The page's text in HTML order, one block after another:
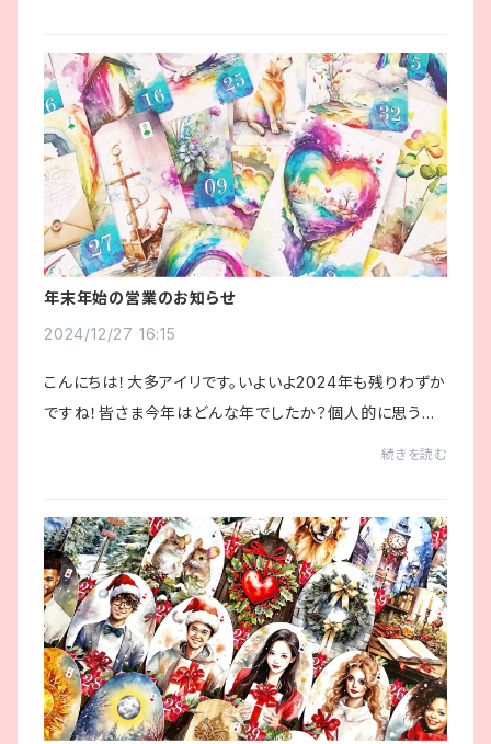
年末年始の営業のお知らせ
2024/12/27 16:15
こんにちは！大多アイリです。いよいよ2024年も残りわずか
ですね！皆さま今年はどんな年でしたか？個人的に思うこ
続きを読む